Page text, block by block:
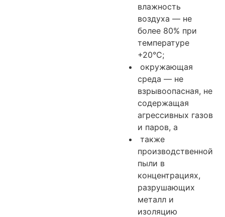
влажность
воздуха — не
более 80% при
температуре
+20°С;
окружающая
среда — не
взрывоопасная, не
содержащая
агрессивных газов
и паров, а
также
производственной
пыли в
концентрациях,
разрушающих
металл и
изоляцию